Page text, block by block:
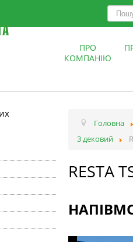
ПРО
КОМПАНІЮ
Головна
3 дековий
RESTA